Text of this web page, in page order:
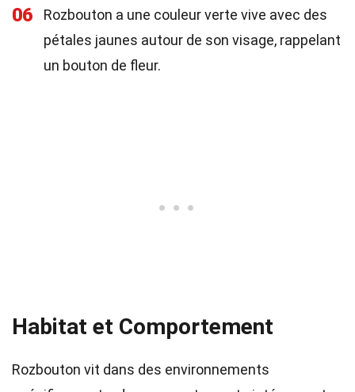
06
Rozbouton a une couleur verte vive avec des
pétales jaunes autour de son visage, rappelant
un bouton de fleur.
Habitat et Comportement
Rozbouton vit dans des environnements